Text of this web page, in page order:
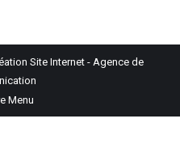
Site Internet - Agence de
Menu